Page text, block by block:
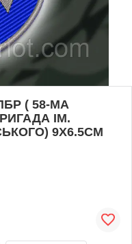
( 58-МА
ІМ.
9Х6.5СМ